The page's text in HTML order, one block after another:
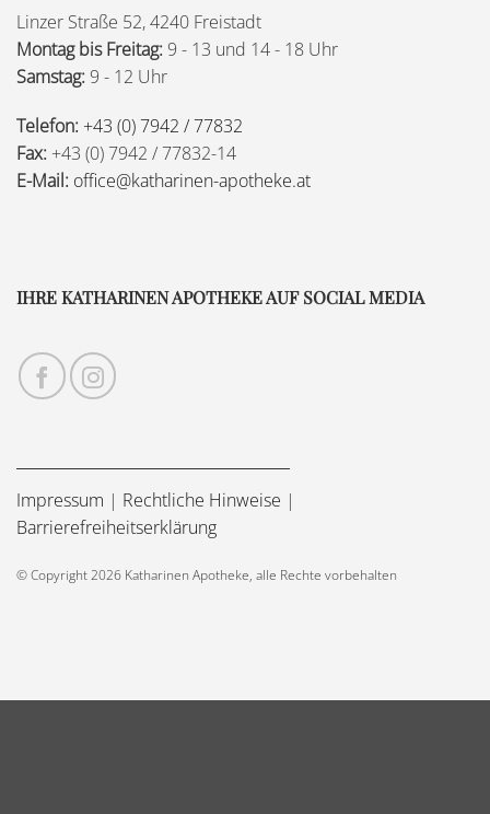
Linzer Straße 52, 4240 Freistadt
Montag bis Freitag: 9 - 13 und 14 - 18 Uhr
Samstag: 9 - 12 Uhr
Telefon: +43 (0) 7942 / 77832
Fax: +43 (0) 7942 / 77832-14
E-Mail: office@katharinen-apotheke.at
IHRE KATHARINEN APOTHEKE AUF SOCIAL MEDIA
Impressum | Rechtliche Hinweise |
Barrierefreiheitserklärung
© Copyright 2026 Katharinen Apotheke, alle Rechte vorbehalten